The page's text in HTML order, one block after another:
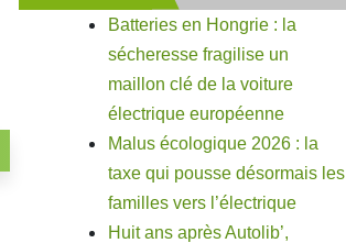
Batteries en Hongrie : la
sécheresse fragilise un
maillon clé de la voiture
électrique européenne
Malus écologique 2026 : la
taxe qui pousse désormais les
familles vers l’électrique
Huit ans après Autolib’,